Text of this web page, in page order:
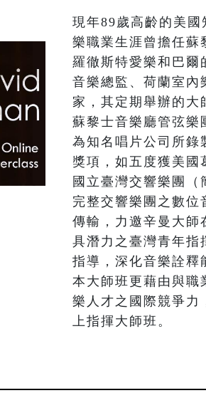
現年89歲高齡的美
樂職業生涯曾擔任蘇
羅徹斯特愛樂和巴爾
音樂總監、荷蘭室內
家，其定期舉辦的大
蘇黎士音樂廳管弦樂
為知名唱片公司所錄
獎項，如五度獲美國
國立臺灣交響樂團
完整交響樂團之數位
傳輸，力邀辛曼大師
具潛力之臺灣青年指
指導，深化音樂詮釋
本大師班更藉由與職
樂人才之國際競爭力
上指揮大師班。